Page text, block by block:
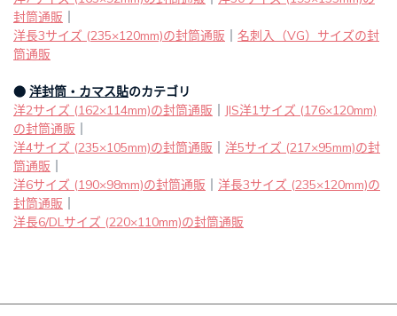
封筒通販
洋長3サイズ (235×120mm)の封筒通販
名刺入（VG）サイズの封
筒通販
● 洋封筒・カマス貼のカテゴリ
洋2サイズ (162×114mm)の封筒通販
JIS洋1サイズ (176×120mm)
の封筒通販
洋4サイズ (235×105mm)の封筒通販
洋5サイズ (217×95mm)の封
筒通販
洋6サイズ (190×98mm)の封筒通販
洋長3サイズ (235×120mm)の
封筒通販
洋長6/DLサイズ (220×110mm)の封筒通販